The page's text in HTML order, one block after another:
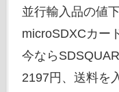
並行輸入品の値
microSDXCカー
今なら
2197円、送料を